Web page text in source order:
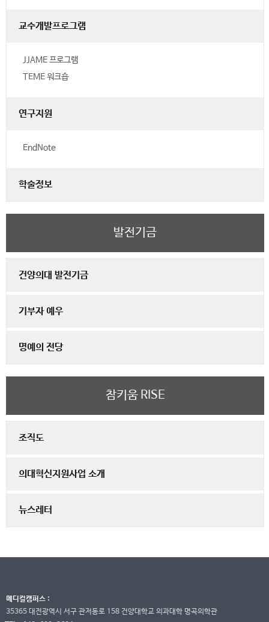
교수개발프로그램
JJAME 프로그램
TEME 워크숍
연구지원
EndNote
학술정보
발전기금
건양의대 발전기금
기부자 예우
명예의 전당
참키움 RISE
조직도
의대혁신지원사업 소개
뉴스레터
메디컬캠퍼스 :
35365 대전광역시 서구 관저동로 158 건양대학교 의과대학 명곡의학관